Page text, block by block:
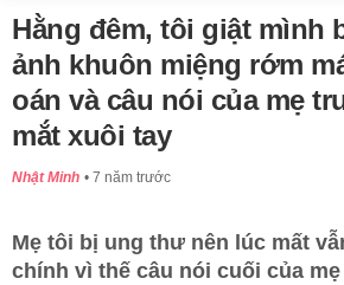
Hằng đêm, tôi giật mình
ảnh khuôn miệng rớm
oán và câu nói của mẹ
mắt xuôi tay
Nhật Minh 7 năm trước
Mẹ tôi bị ung thư nên lúc mất
chính vì thế câu nói cuối của